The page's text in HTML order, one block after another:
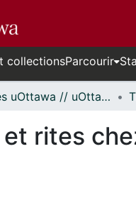
collectionsParcourir
Thèses uOttawa // uOttawa Theses
rites